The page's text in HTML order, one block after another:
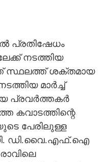
പ്രതിഷേധം
നടത്തിയ
സ്ഥലത്ത് ശക്തമായ
മാർച്ച്
പ്രവർത്തകർ
കവാടത്തിന്റെ
പേരിലുള്ള
ഡി.വൈ.എഫ്‌.ഐ